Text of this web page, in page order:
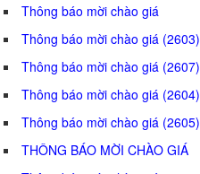
Thông báo mời chào giá
Thông báo mời chào giá (2603)
Thông báo mời chào giá (2607)
Thông báo mời chào giá (2604)
Thông báo mời chào giá (2605)
THÔNG BÁO MỜI CHÀO GIÁ